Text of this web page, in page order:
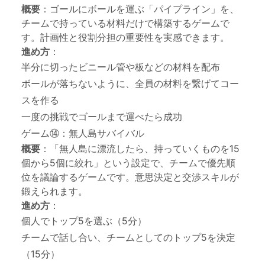
概要 ：ゴールにボールを運ぶ「パイプライン」を、
チームで持っている材料だけで構築するゲームで
す。計画性と役割分担の重要性を実感できます。
進め方 ：
半分に切ったビニール管や板などの材料を配布
ボールが落ちないように、全員の材料を繋げてコー
スを作る
一度の挑戦でゴールまで運べたら成功
ゲーム⑭：無人島サバイバル
概要 ：「無人島に漂流したら、持っていくものを15
個から5個に絞れ」という設定で、チームで優先順
位を議論するゲームです。意思決定と交渉スキルが
鍛えられます。
進め方 ：
個人でトップ5を選ぶ（5分）
チームで話し合い、チームとしてのトップ5を決定
（15分）